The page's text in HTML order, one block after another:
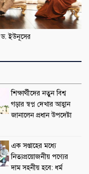
ড. ইউনূসের
শিক্ষার্থীদের নতুন বিশ্ব
গড়ার স্বপ্ন দেখার আহ্বান
জানালেন প্রধান উপদেষ্টা
এক সপ্তাহের মধ্যে
নিত্যপ্রয়োজনীয় পণ্যের
দাম সহনীয় হবে: ধর্ম